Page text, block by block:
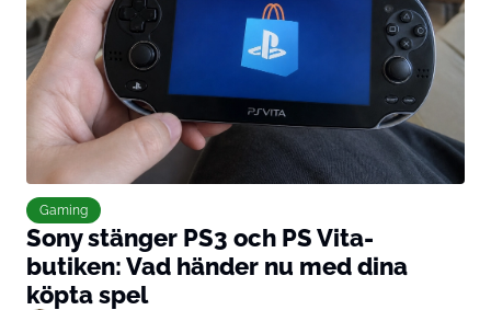
Gaming
Sony stänger PS3 och PS Vita-
butiken: Vad händer nu med dina
köpta spel